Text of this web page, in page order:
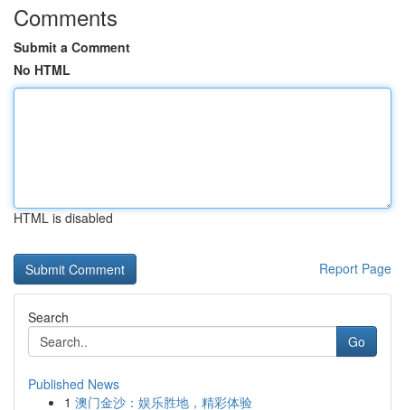
Comments
Submit a Comment
No HTML
HTML is disabled
Report Page
Search
Go
Published News
1 澳门金沙：娱乐胜地，精彩体验